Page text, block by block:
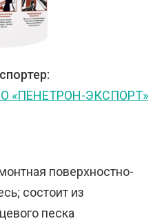
«ПЕНЕТРОН-ЭКСПОРТ»
поверхностно-
состоит из
песка